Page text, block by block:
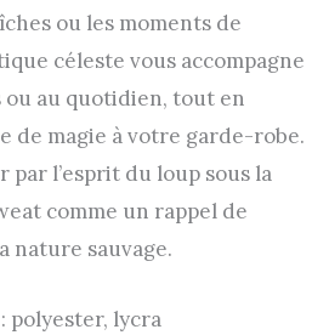
ou les moments de
céleste vous accompagne
ou au quotidien, tout en
de magie à votre garde-robe.
par l’esprit du loup sous la
comme un rappel de
nature sauvage.
polyester, lycra